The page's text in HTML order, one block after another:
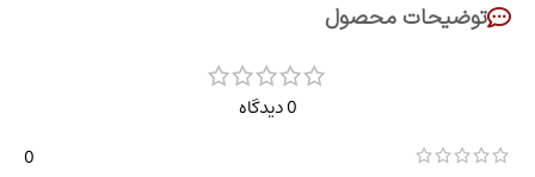
توضیحات محصول
0 دیدگاه
0